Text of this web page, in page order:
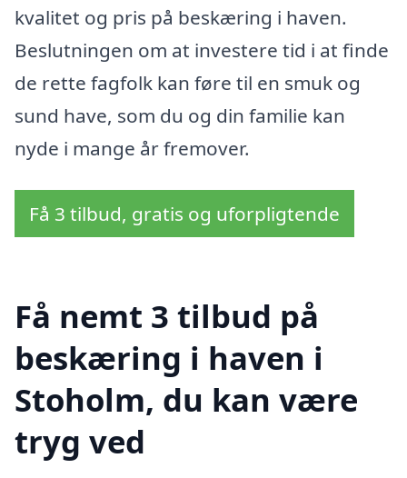
kvalitet og pris på beskæring i haven.
Beslutningen om at investere tid i at finde
de rette fagfolk kan føre til en smuk og
sund have, som du og din familie kan
nyde i mange år fremover.
Få 3 tilbud, gratis og uforpligtende
Få nemt 3 tilbud på
beskæring i haven i
Stoholm, du kan være
tryg ved